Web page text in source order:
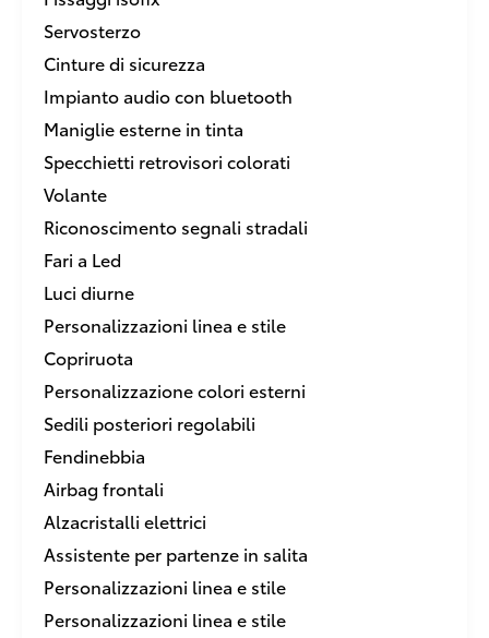
Servosterzo
Cinture di sicurezza
Impianto audio con bluetooth
Maniglie esterne in tinta
Specchietti retrovisori colorati
Volante
Riconoscimento segnali stradali
Fari a Led
Luci diurne
Personalizzazioni linea e stile
Copriruota
Personalizzazione colori esterni
Sedili posteriori regolabili
Fendinebbia
Airbag frontali
Alzacristalli elettrici
Assistente per partenze in salita
Personalizzazioni linea e stile
Personalizzazioni linea e stile